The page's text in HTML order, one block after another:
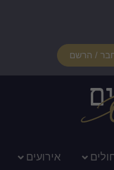
/ הרשם
אירועים